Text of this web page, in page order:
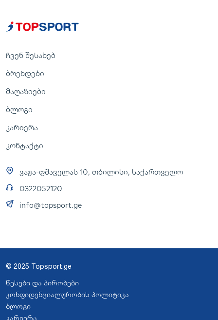
ჩვენ შესახებ
ბრენდები
მაღაზიები
ბლოგი
კარიერა
კონტაქტი
ვაჟა-ფშაველას 10, თბილისი, საქართველო
0322052120
info@topsport.ge
© 2025 Topsport.ge
წესები და პირობები
კონფიდენციალურობის პოლიტიკა
ბლოგი
კარიერა